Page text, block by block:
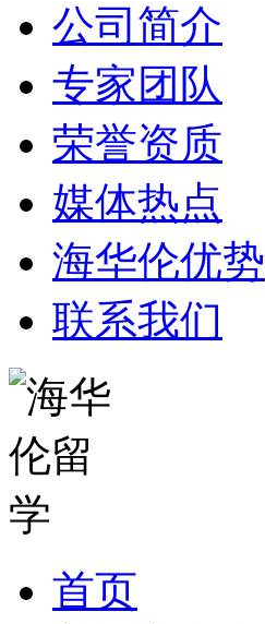
公司简介
专家团队
荣誉资质
媒体热点
海华伦优势
联系我们
首页